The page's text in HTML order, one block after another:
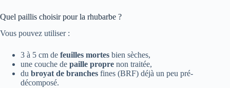
Quel paillis choisir pour la rhubarbe ?
Vous pouvez utiliser :
3 à 5 cm de feuilles mortes bien sèches,
une couche de paille propre non traitée,
du broyat de branches fines (BRF) déjà un peu pré-
décomposé.